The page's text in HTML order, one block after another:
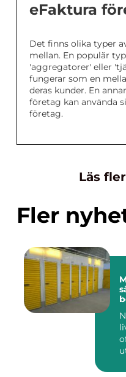
eFaktura
Det finns olika typer
mellan. En populär
'aggregatorer' eller
fungerar som en
deras kunder. En
företag kan använda
företag.
Läs
Fler